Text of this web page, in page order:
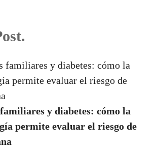
y diabetes: cómo la
permite evaluar el riesgo de